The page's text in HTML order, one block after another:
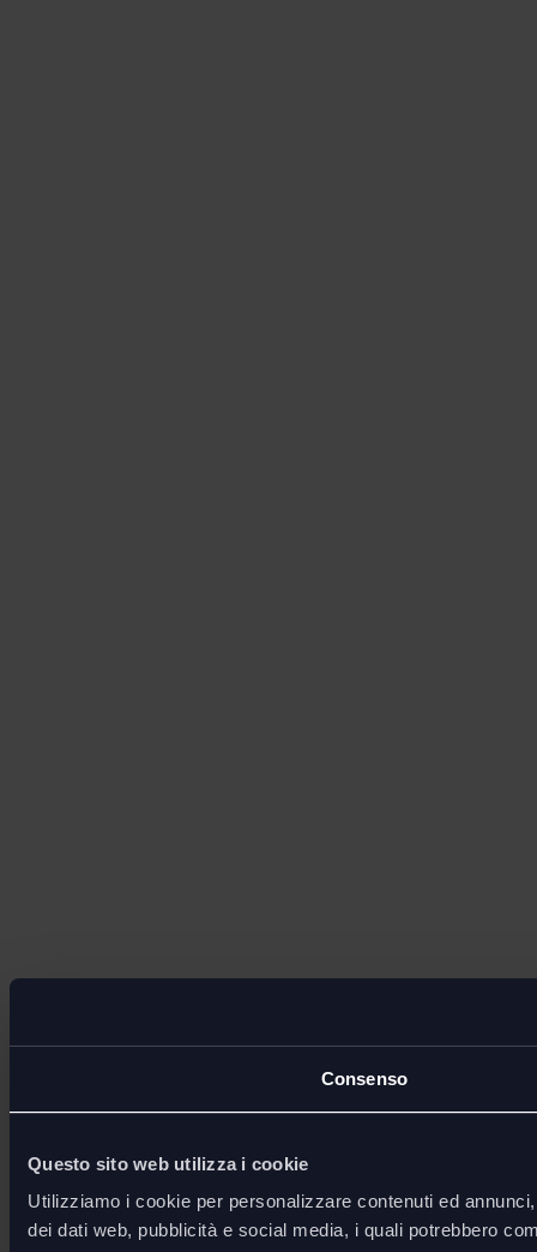
Consenso
Questo sito web utilizza i cookie
Utilizziamo i cookie per personalizzare contenuti ed
dei dati web, pubblicità e social media, i quali potrebbero